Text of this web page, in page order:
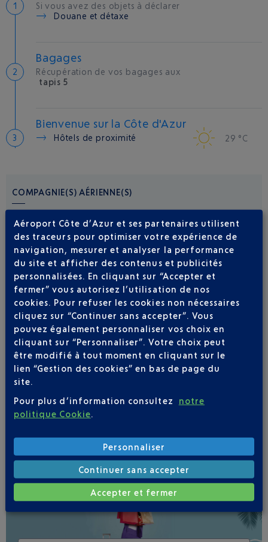
Si vous avez des objets à déclarer
Douane et détaxe
Bagages
Récupération de vos bagages aux
tapis 5
Bienvenue sur la Côte d'Azur
Hôtels de proximité 29 °C
COMPAGNIE(S) AÉRIENNE(S)
AIR CORSICA
0 825 35 35 35
ITA AIRWAYS
01 73 43 12 80
Soyez notifié(e) de
toutes les évolutions
pour ce vol
SUIVRE CE VOL
Aéroport Côte d’Azur et ses partenaires utilisent
des traceurs pour optimiser votre expérience de
navigation, mesurer et analyser la performance
du site et afficher des contenus et publicités
personnalisées. En cliquant sur “Accepter et
fermer” vous autorisez l’utilisation de nos
cookies. Pour refuser les cookies non nécessaires
cliquez sur “Continuer sans accepter”. Vous
pouvez également personnaliser vos choix en
cliquant sur “Personnaliser”. Votre choix peut
être modifié à tout moment en cliquant sur le
lien “Gestion des cookies” en bas de page du
site.
Pour plus d’information consultez
notre
politique Cookie.
Personnaliser
Continuer sans accepter
Accepter et fermer